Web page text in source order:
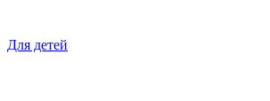
Для детей